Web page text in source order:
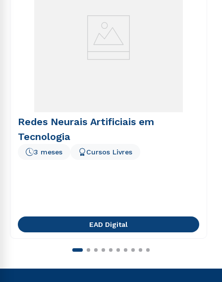
Redes Neurais Artificiais em
Tecnologia
3 meses Cursos Livres
EAD Digital